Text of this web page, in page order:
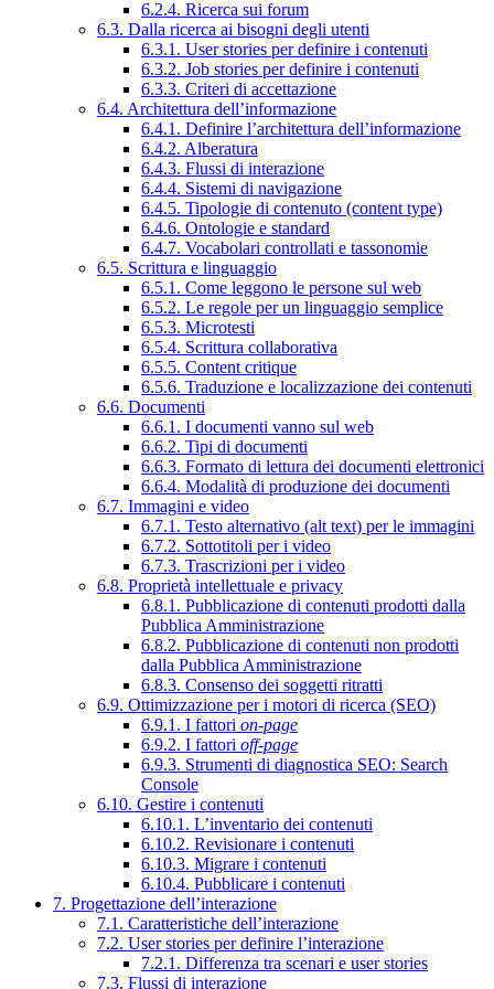
6.2.4. Ricerca sui forum
6.3. Dalla ricerca ai bisogni degli utenti
6.3.1. User stories per definire i contenuti
6.3.2. Job stories per definire i contenuti
6.3.3. Criteri di accettazione
6.4. Architettura dell’informazione
6.4.1. Definire l’architettura dell’informazione
6.4.2. Alberatura
6.4.3. Flussi di interazione
6.4.4. Sistemi di navigazione
6.4.5. Tipologie di contenuto (content type)
6.4.6. Ontologie e standard
6.4.7. Vocabolari controllati e tassonomie
6.5. Scrittura e linguaggio
6.5.1. Come leggono le persone sul web
6.5.2. Le regole per un linguaggio semplice
6.5.3. Microtesti
6.5.4. Scrittura collaborativa
6.5.5. Content critique
6.5.6. Traduzione e localizzazione dei contenuti
6.6. Documenti
6.6.1. I documenti vanno sul web
6.6.2. Tipi di documenti
6.6.3. Formato di lettura dei documenti elettronici
6.6.4. Modalità di produzione dei documenti
6.7. Immagini e video
6.7.1. Testo alternativo (alt text) per le immagini
6.7.2. Sottotitoli per i video
6.7.3. Trascrizioni per i video
6.8. Proprietà intellettuale e privacy
6.8.1. Pubblicazione di contenuti prodotti dalla
Pubblica Amministrazione
6.8.2. Pubblicazione di contenuti non prodotti
dalla Pubblica Amministrazione
6.8.3. Consenso dei soggetti ritratti
6.9. Ottimizzazione per i motori di ricerca (SEO)
6.9.1. I fattori on-page
6.9.2. I fattori off-page
6.9.3. Strumenti di diagnostica SEO: Search
Console
6.10. Gestire i contenuti
6.10.1. L’inventario dei contenuti
6.10.2. Revisionare i contenuti
6.10.3. Migrare i contenuti
6.10.4. Pubblicare i contenuti
7. Progettazione dell’interazione
7.1. Caratteristiche dell’interazione
7.2. User stories per definire l’interazione
7.2.1. Differenza tra scenari e user stories
7.3. Flussi di interazione